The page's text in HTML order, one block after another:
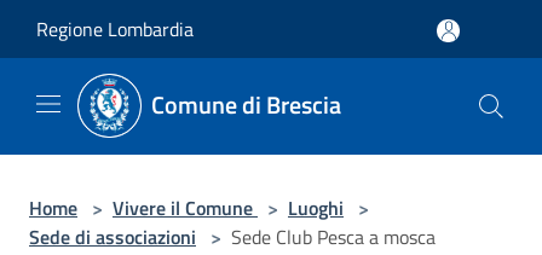
Regione Lombardia
Comune di Brescia
Home > Vivere il Comune > Luoghi >
Sede di associazioni > Sede Club Pesca a mosca